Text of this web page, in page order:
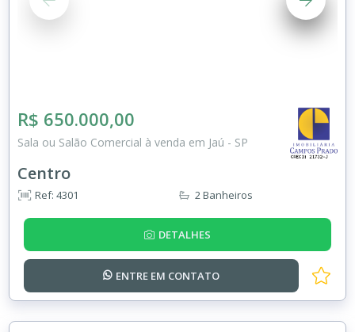
R$ 650.000,00
Sala ou Salão Comercial à venda em Jaú - SP
Centro
Ref: 4301 2 Banheiros
DETALHES
ENTRE EM CONTATO